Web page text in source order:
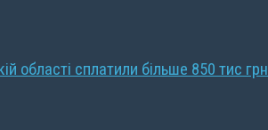
області сплатили більше 850 тис грн